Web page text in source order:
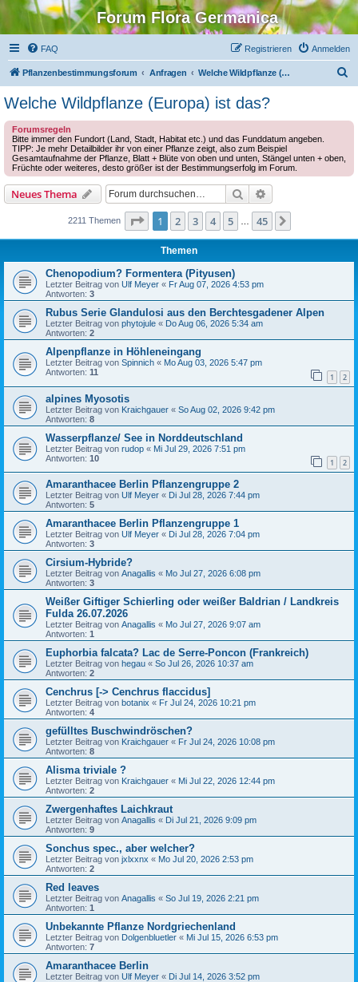
Forum Flora Germanica
FAQ Anmelden
Registrieren
Pflanzenbestimmungsforum Anfragen Welche Wildpflanze (Europa) ist das?
Welche Wildpflanze (Europa) ist das?
Forumsregeln
Bitte immer den Fundort (Land, Stadt, Habitat etc.) und das Funddatum angeben.
TIPP: Je mehr Detailbilder ihr von einer Pflanze zeigt, also zum Beispiel
Gesamtaufnahme der Pflanze, Blatt + Blüte von oben und unten, Stängel unten + oben,
Früchte oder weiteres, desto größer ist der Bestimmungserfolg im Forum.
Neues Thema Suche
2211 Themen Seite 1von 45
1 2 3 4 5 45
Themen
Chenopodium? Formentera (Pityusen)
Letzter Beitrag von Ulf Meyer « Fr Aug 07, 2026 4:53 pm
Antworten: 3
Rubus Serie Glandulosi aus den Berchtesgadener Alpen
Letzter Beitrag von phytojule « Do Aug 06, 2026 5:34 am
Antworten: 2
Alpenpflanze in Höhleneingang
Letzter Beitrag von Spinnich « Mo Aug 03, 2026 5:47 pm
Antworten: 11 1 2
alpines Myosotis
Letzter Beitrag von Kraichgauer « So Aug 02, 2026 9:42 pm
Antworten: 8
Wasserpflanze/ See in Norddeutschland
Letzter Beitrag von rudop « Mi Jul 29, 2026 7:51 pm
Antworten: 10 1 2
Amaranthacee Berlin Pflanzengruppe 2
Letzter Beitrag von Ulf Meyer « Di Jul 28, 2026 7:44 pm
Antworten: 5
Amaranthacee Berlin Pflanzengruppe 1
Letzter Beitrag von Ulf Meyer « Di Jul 28, 2026 7:04 pm
Antworten: 3
Cirsium-Hybride?
Letzter Beitrag von Anagallis « Mo Jul 27, 2026 6:08 pm
Antworten: 3
Weißer Giftiger Schierling oder weißer Baldrian / Landkreis
Fulda 26.07.2026
Letzter Beitrag von Anagallis « Mo Jul 27, 2026 9:07 am
Antworten: 1
Euphorbia falcata? Lac de Serre-Poncon (Frankreich)
Letzter Beitrag von hegau « So Jul 26, 2026 10:37 am
Antworten: 2
Cenchrus [-> Cenchrus flaccidus]
Letzter Beitrag von botanix « Fr Jul 24, 2026 10:21 pm
Antworten: 4
gefülltes Buschwindröschen?
Letzter Beitrag von Kraichgauer « Fr Jul 24, 2026 10:08 pm
Antworten: 8
Alisma triviale ?
Letzter Beitrag von Kraichgauer « Mi Jul 22, 2026 12:44 pm
Antworten: 2
Zwergenhaftes Laichkraut
Letzter Beitrag von Anagallis « Di Jul 21, 2026 9:09 pm
Antworten: 9
Sonchus spec., aber welcher?
Letzter Beitrag von jxlxxnx « Mo Jul 20, 2026 2:53 pm
Antworten: 2
Red leaves
Letzter Beitrag von Anagallis « So Jul 19, 2026 2:21 pm
Antworten: 1
Unbekannte Pflanze Nordgriechenland
Letzter Beitrag von Dolgenbluetler « Mi Jul 15, 2026 6:53 pm
Antworten: 7
Amaranthacee Berlin
Letzter Beitrag von Ulf Meyer « Di Jul 14, 2026 3:52 pm